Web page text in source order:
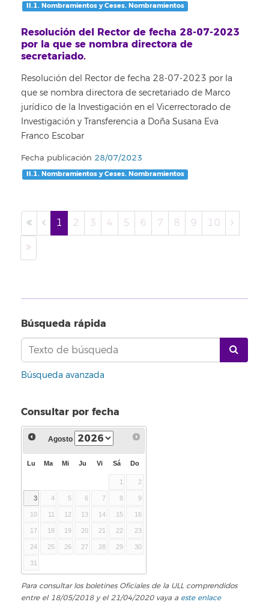
II.1. Nombramientos y Ceses. Nombramientos
Resolución del Rector de fecha 28-07-2023
por la que se nombra directora de
secretariado.
Resolución del Rector de fecha 28-07-2023 por la
que se nombra directora de secretariado de Marco
jurídico de la Investigación en el Vicerrectorado de
Investigación y Transferencia a Doña Susana Eva
Franco Escobar
Fecha publicación 28/07/2023
II.1. Nombramientos y Ceses. Nombramientos
1 2 3 4 5 6 7 8 9 10
Búsqueda rápida
Búsqueda avanzada
Consultar por fecha
Agosto
Lu Ma Mi Ju Vi Sá Do
1 2
3 4 5 6 7 8 9
10 11 12 13 14 15 16
17 18 19 20 21 22 23
24 25 26 27 28 29 30
31
Para consultar los boletines Oficiales de la ULL comprendidos
entre el 18/05/2018 y el 21/04/2020 vaya a este enlace